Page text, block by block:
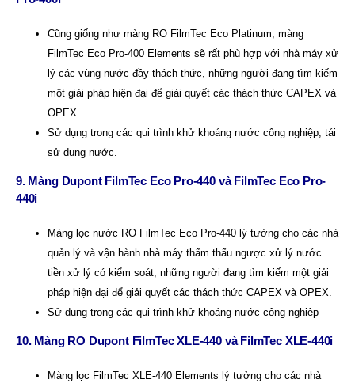
Cũng giống như màng RO FilmTec Eco Platinum, màng
FilmTec Eco Pro-400 Elements sẽ rất phù hợp với nhà máy xử
lý các vùng nước đầy thách thức, những người đang tìm kiếm
một giải pháp hiện đại để giải quyết các thách thức CAPEX và
OPEX.
Sử dụng trong các qui trình khử khoáng nước công nghiệp, tái
sử dụng nước.
9. Màng Dupont FilmTec Eco Pro-440 và FilmTec Eco Pro-
440i
Màng lọc nước RO FilmTec Eco Pro-440 lý tưởng cho các nhà
quản lý và vận hành nhà máy thẩm thấu ngược xử lý nước
tiền xử lý có kiểm soát, những người đang tìm kiếm một giải
pháp hiện đại để giải quyết các thách thức CAPEX và OPEX.
Sử dụng trong các qui trình khử khoáng nước công nghiệp
10. Màng RO Dupont FilmTec XLE-440 và FilmTec XLE-440i
Màng lọc FilmTec XLE-440 Elements lý tưởng cho các nhà